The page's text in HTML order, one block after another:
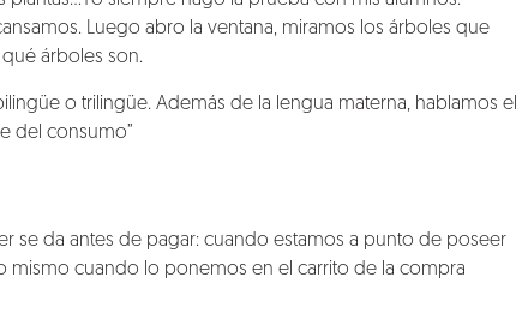
Luego abro la ventana, miramos los árboles que
árboles son.
o trilingüe. Además de la lengua materna, hablamos el
del consumo”
se da antes de pagar: cuando estamos a punto de poseer
mismo cuando lo ponemos en el carrito de la compra